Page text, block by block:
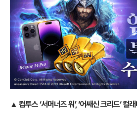
▲ 컴투스 ‘서머너즈 워’, ‘어쌔신 크리드‘ 컬